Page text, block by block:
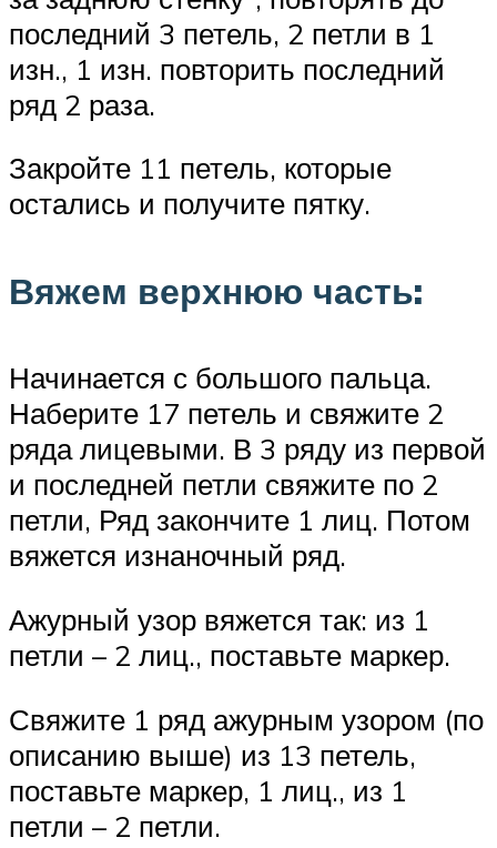
последний 3 петель, 2 петли в 1
изн., 1 изн. повторить последний
ряд 2 раза.
Закройте 11 петель, которые
остались и получите пятку.
Вяжем верхнюю часть:
Начинается с большого пальца.
Наберите 17 петель и свяжите 2
ряда лицевыми. В 3 ряду из первой
и последней петли свяжите по 2
петли, Ряд закончите 1 лиц. Потом
вяжется изнаночный ряд.
Ажурный узор вяжется так: из 1
петли – 2 лиц., поставьте маркер.
Свяжите 1 ряд ажурным узором (по
описанию выше) из 13 петель,
поставьте маркер, 1 лиц., из 1
петли – 2 петли.